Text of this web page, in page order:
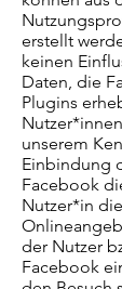
erstellt
keinen
Daten, die
Plugins
unserem
Einbindung
Facebook
Nutzer*in
der Nutzer
Facebook